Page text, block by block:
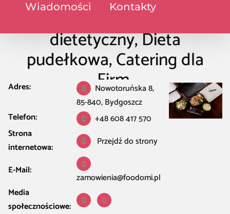
Wiadomości Kontakty
Foodomi. Catering
dietetyczny, Dieta
pudełkowa, Catering dla
Firm.
Restauracja Kawiarnia Bar/ Catering w Bydgoszcz/Foodomi.
Catering dietetyczny, Dieta pudełkowa, Catering dla Firm.
Adres:
Nowotoruńska 8,
85-840, Bydgoszcz
Telefon:
+48 608 417 570
Strona
internetowa:
Przejdź do strony
E-Mail:
zamowienia@foodomi.pl
Media
społecznościowe: